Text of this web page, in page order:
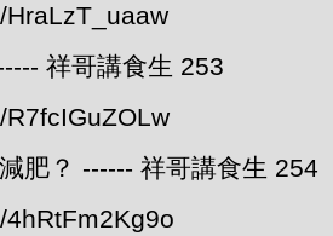
祥哥講食生 253
肥？ ------ 祥哥講食生 254